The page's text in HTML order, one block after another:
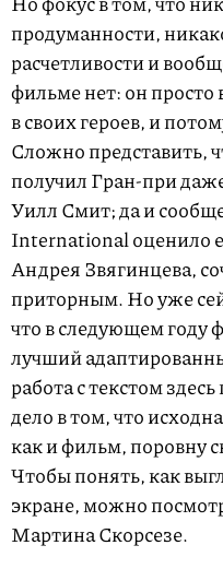
продуманности,
расчетливости и
фильме нет: он просто
в своих героев, и
Сложно представить,
получил Гран-при
Уилл Смит; да и
International оценило
Андрея Звягинцева,
приторным. Но уже
что в следующем году
лучший
работа с текстом
дело в том, что
как и фильм, поровну
Чтобы понять, как
экране, можно
Мартина Скорсезе.